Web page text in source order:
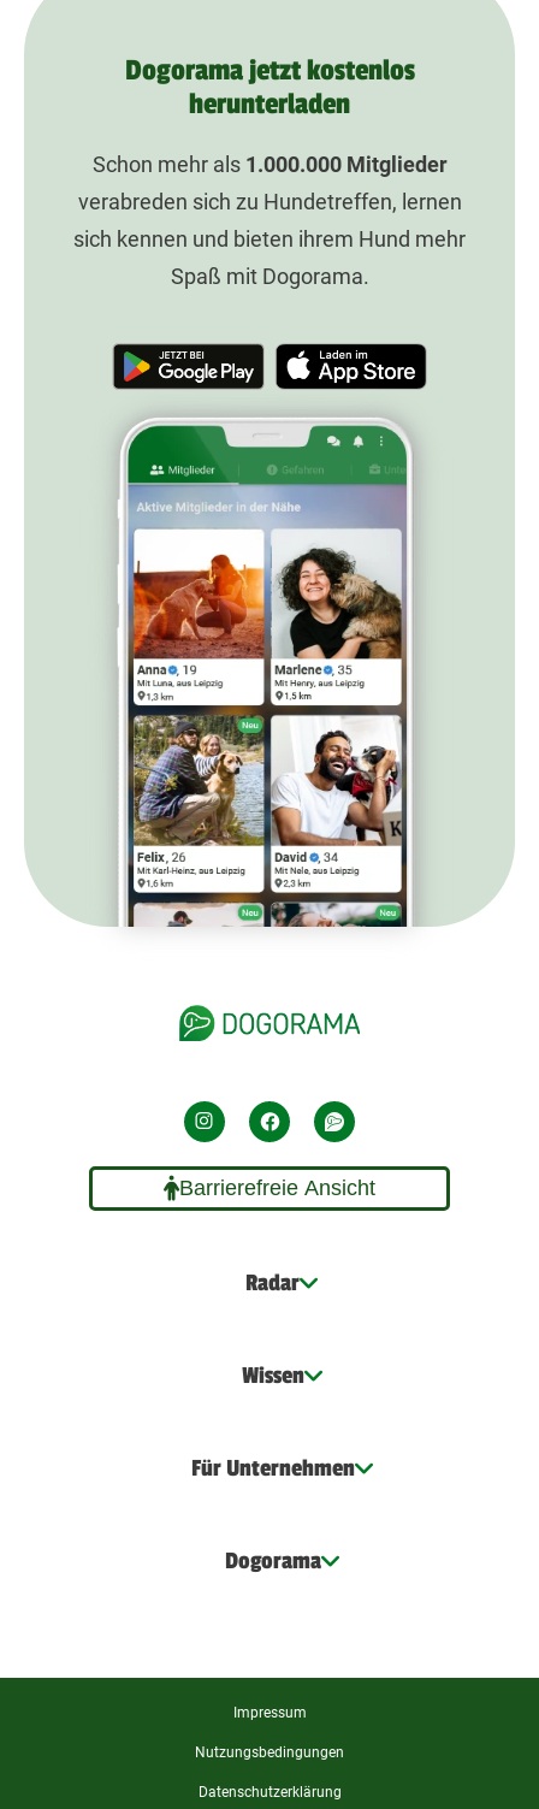
Dogorama jetzt kostenlos
herunterladen
Schon mehr als 1.000.000Mitglieder
verabreden sich zu Hundetreffen, lernen
sich kennen und bieten ihrem Hund mehr
Spaß mit Dogorama.
Barrierefreie Ansicht
Radar
Wissen
Für Unternehmen
Dogorama
Impressum
Nutzungsbedingungen
Datenschutzerklärung